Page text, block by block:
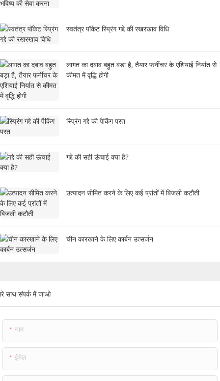
स्वतंत्र पॉकेट स्प्रिंग गद्दे की रखरखाव विधि
लागत का दबाव बहुत बड़ा है, तैयार फर्नीचर के एशियाई निर्यात से
कीमत में वृद्धि होगी
स्प्रिंग गद्दे की पैकिंग परत
गद्दे की सही ऊंचाई क्या है?
उत्पादन सीमित करने के लिए कई प्रांतों में बिजली कटौती
चीन कारखाने के लिए कार्बन उत्सर्जन
साथ संपर्क में जाओ
नाम
ईमेल